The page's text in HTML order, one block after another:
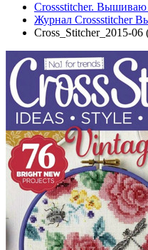
Crossstitcher. Вышиваю
Журнал Crossstitcher
Cross_Stitcher_2015-06